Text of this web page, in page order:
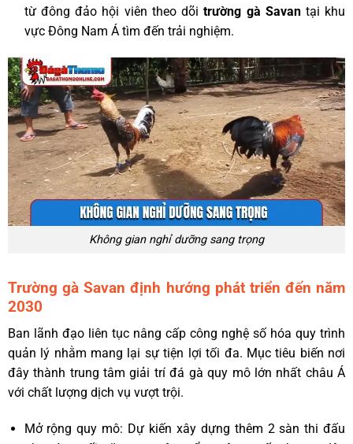
từ đông đảo hội viên theo dõitrường gà Savantại khu
vực Đông Nam Á tìm đến trải nghiệm.
Không gian nghỉ dưỡng sang trọng
Trường gà Savan định hướng phát triển đến năm
2030
Ban lãnh đạo liên tục nâng cấp công nghệ số hóa quy trình
quản lý nhằm mang lại sự tiện lợi tối đa. Mục tiêu biến nơi
đây thành trung tâm giải trí đá gà quy mô lớn nhất châu Á
với chất lượng dịch vụ vượt trội.
Mở rộng quy mô: Dự kiến xây dựng thêm 2 sàn thi đấu